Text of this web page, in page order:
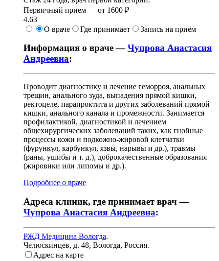
Первичный прием — от 1600 ₽
4.63
О враче
Где принимает Запись на приём
Информация о враче —Чупрова Анастасия
Андреевна:
Проводит диагностику и лечение геморроя, анальных
трещин, анального зуда, выпадения прямой кишки,
ректоцеле, парапроктита и других заболеваний прямой
кишки, анального канала и промежности. Занимается
профилактикой, диагностикой и лечением
общехирургических заболеваний таких, как гнойные
процессы кожи и подкожно-жировой клетчатки
(фурункул, карбункул, язвы, нарывы и др.), травмы
(раны, ушибы и т. д.), доброкачественные образования
(жировики или липомы и др.).
Подробнее о враче
Адреса клиник, где принимает врач —
Чупрова Анастасия Андреевна:
РЖД Медицина Вологда.
Челюскинцев, д. 48, Вологда, Россия.
Адрес на карте